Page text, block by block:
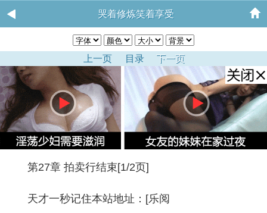
哭着修炼笑着享受
上一页 目录 下一页
第27章 拍卖行结束[1/2页]
天才一秒记住本站地址：[乐阅